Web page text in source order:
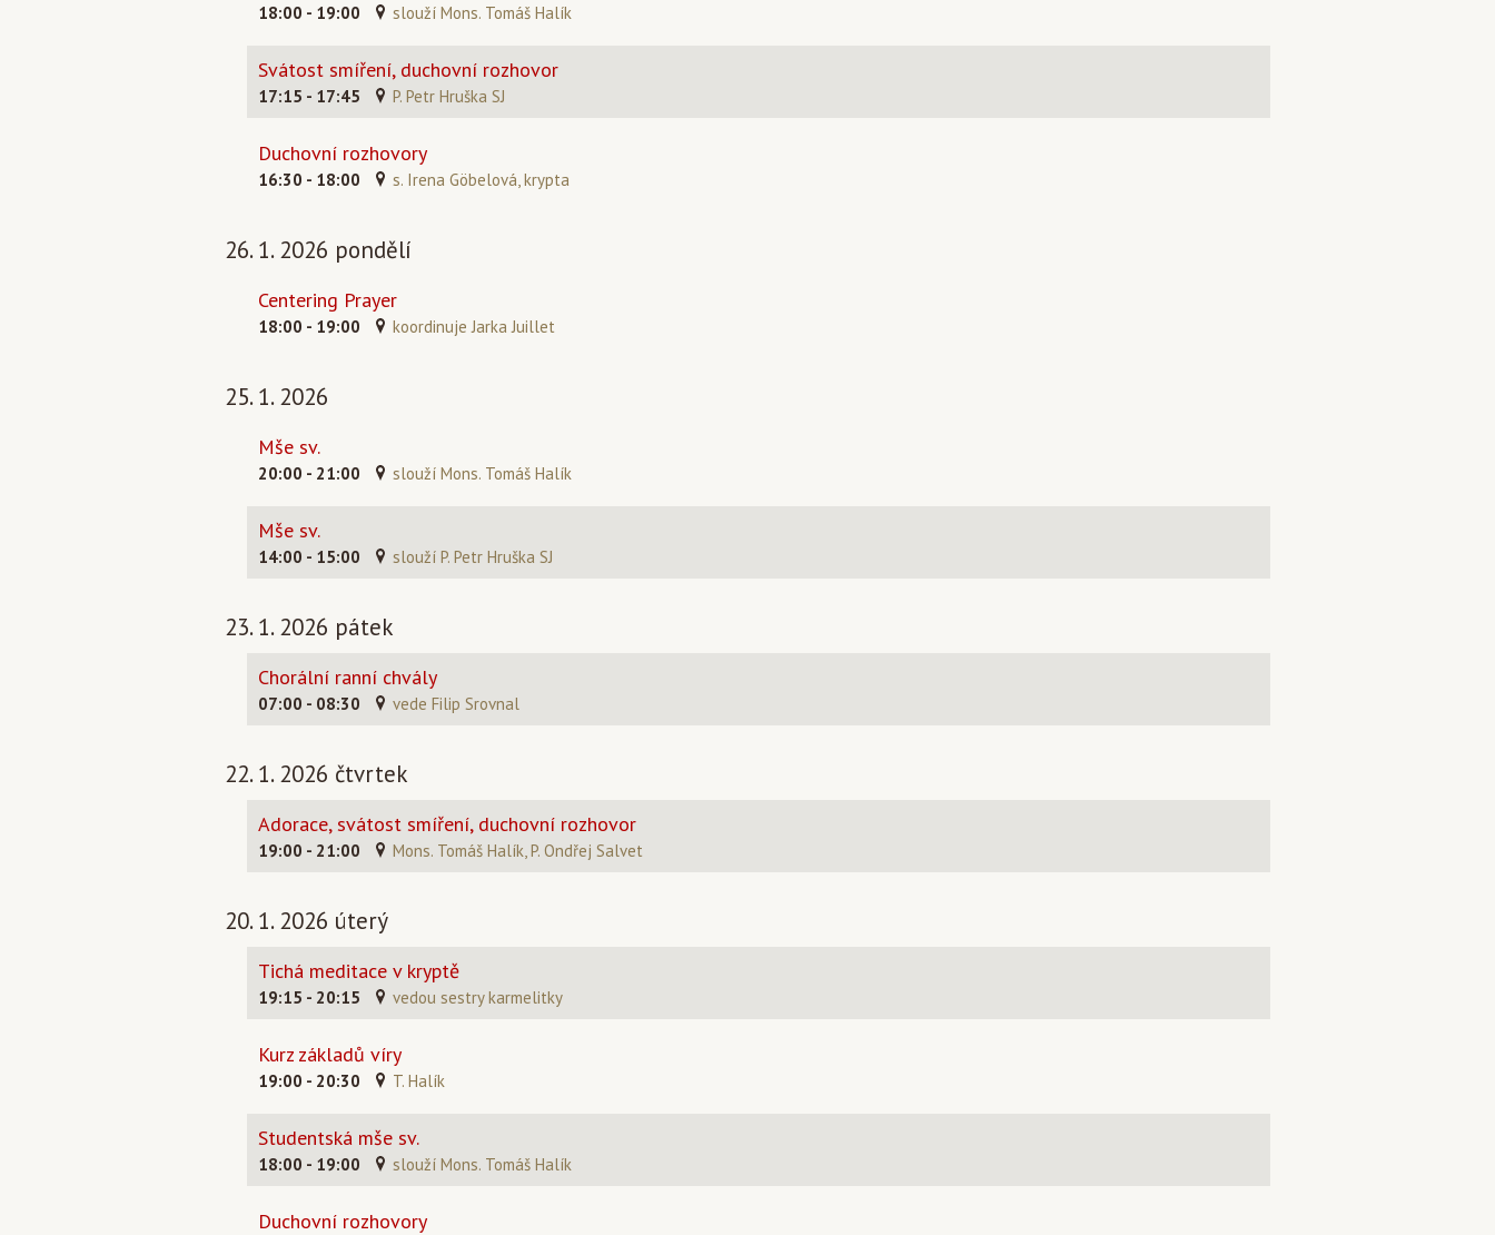
18:00 - 19:00 slouží Mons. Tomáš Halík
Svátost smíření, duchovní rozhovor
17:15 - 17:45 P. Petr Hruška SJ
Duchovní rozhovory
16:30 - 18:00 s. Irena Göbelová, krypta
26. 1. 2026 pondělí
Centering Prayer
18:00 - 19:00 koordinuje Jarka Juillet
25. 1. 2026
Mše sv.
20:00 - 21:00 slouží Mons. Tomáš Halík
Mše sv.
14:00 - 15:00 slouží P. Petr Hruška SJ
23. 1. 2026 pátek
Chorální ranní chvály
07:00 - 08:30 vede Filip Srovnal
22. 1. 2026 čtvrtek
Adorace, svátost smíření, duchovní rozhovor
19:00 - 21:00 Mons. Tomáš Halík, P. Ondřej Salvet
20. 1. 2026 úterý
Tichá meditace v kryptě
19:15 - 20:15 vedou sestry karmelitky
Kurz základů víry
19:00 - 20:30 T. Halík
Studentská mše sv.
18:00 - 19:00 slouží Mons. Tomáš Halík
Duchovní rozhovory